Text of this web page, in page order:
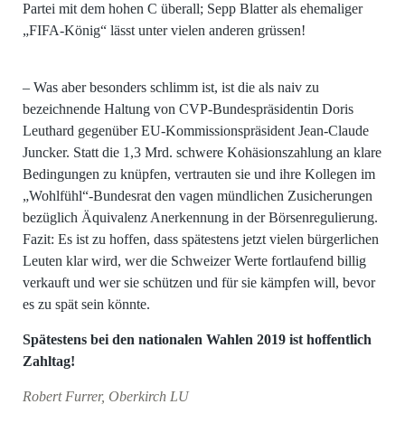
Partei mit dem hohen C überall; Sepp Blatter als ehemaliger
„FIFA-König“ lässt unter vielen anderen grüssen!
– Was aber besonders schlimm ist, ist die als naiv zu
bezeichnende Haltung von CVP-Bundespräsidentin Doris
Leuthard gegenüber EU-Kommissionspräsident Jean-Claude
Juncker. Statt die 1,3 Mrd. schwere Kohäsionszahlung an klare
Bedingungen zu knüpfen, vertrauten sie und ihre Kollegen im
„Wohlfühl“-Bundesrat den vagen mündlichen Zusicherungen
bezüglich Äquivalenz Anerkennung in der Börsenregulierung.
Fazit: Es ist zu hoffen, dass spätestens jetzt vielen bürgerlichen
Leuten klar wird, wer die Schweizer Werte fortlaufend billig
verkauft und wer sie schützen und für sie kämpfen will, bevor
es zu spät sein könnte.
Spätestens bei den nationalen Wahlen 2019 ist hoffentlich
Zahltag!
Robert Furrer, Oberkirch LU